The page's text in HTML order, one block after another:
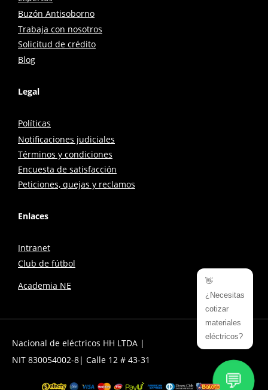
Buzón Antisoborno
Trabaja con nosotros
Solicitud de crédito
Blog
Legal
Políticas
Notificaciones judiciales
Términos y condiciones
Encuesta de satisfacción
Peticiones, quejas y reclamos
Enlaces
Intranet
Club de fútbol
Academia NE
👋
¿Necesitas
cotizar
materiales
eléctricos?
💬
Nacional de eléctricos HH LTDA |
NIT 830054002-8| Calle 12 # 43-31